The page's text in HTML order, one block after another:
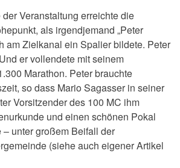
Veranstaltung erreichte die
als irgendjemand „Peter
am Zielkanal ein Spalier bildete. Peter
er vollendete mit seinem
Marathon. Peter brauchte
so dass Mario Sagasser in seiner
Vorsitzender des 100 MC ihm
und einen schönen Pokal
unter großem Beifall der
(siehe auch eigener Artikel